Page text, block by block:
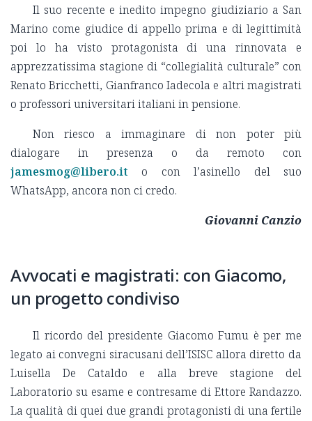
Il suo recente e inedito impegno giudiziario a San
Marino come giudice di appello prima e di legittimità
poi lo ha visto protagonista di una rinnovata e
apprezzatissima stagione di “collegialità culturale” con
Renato Bricchetti, Gianfranco Iadecola e altri magistrati
o professori universitari italiani in pensione.
Non riesco a immaginare di non poter più
dialogare in presenza o da remoto con
jamesmog@libero.it o con l’asinello del suo
WhatsApp, ancora non ci credo.
Giovanni Canzio
Avvocati e magistrati: con Giacomo,
un progetto condiviso
Il ricordo del presidente Giacomo Fumu è per me
legato ai convegni siracusani dell’ISISC allora diretto da
Luisella De Cataldo e alla breve stagione del
Laboratorio su esame e contresame di Ettore Randazzo.
La qualità di quei due grandi protagonisti di una fertile